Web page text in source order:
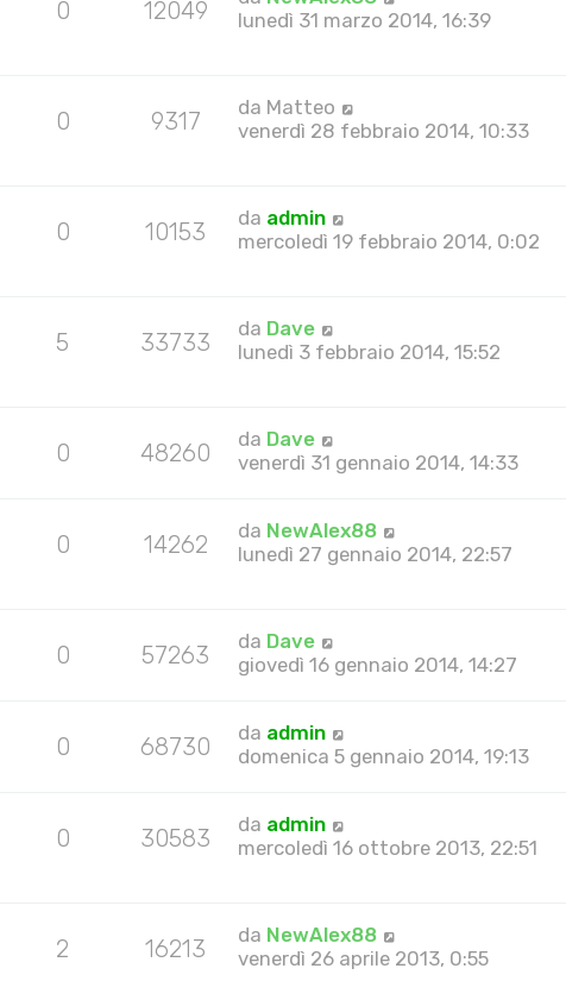
0 12049
lunedì 31 marzo 2014, 16:39
0 9317 da Matteo
venerdì 28 febbraio 2014, 10:33
0 10153 da admin
mercoledì 19 febbraio 2014, 0:02
5 33733 da Dave
lunedì 3 febbraio 2014, 15:52
0 48260 da Dave
venerdì 31 gennaio 2014, 14:33
0 14262 da NewAlex88
lunedì 27 gennaio 2014, 22:57
0 57263 da Dave
giovedì 16 gennaio 2014, 14:27
0 68730 da admin
domenica 5 gennaio 2014, 19:13
0 30583 da admin
mercoledì 16 ottobre 2013, 22:51
2 16213 da NewAlex88
venerdì 26 aprile 2013, 0:55